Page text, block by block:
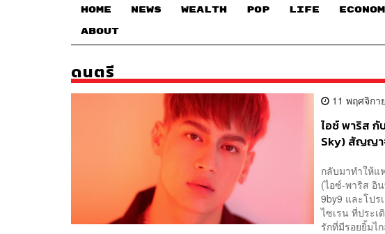
HOME NEWS WEALTH POP LIFE
ABOUT
ดนตรี
11 พฤศจิกา
ไอซ์ พาริส กั
Sky) สัญญา
กลับมาทำให้แ
(ไอซ์-พาริส อิ
9by9 และโปร
ไซเรน ที่ประเ
รักที่มีรอยยิ้มไ